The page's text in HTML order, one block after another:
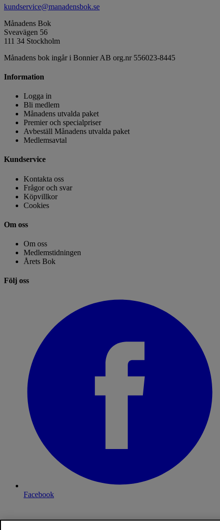
kundservice@manadensbok.se
Månadens Bok
Sveavägen 56
111 34 Stockholm
Månadens bok ingår i Bonnier AB org.nr 556023-8445
Information
Logga in
Bli medlem
Månadens utvalda paket
Premier och specialpriser
Avbeställ Månadens utvalda paket
Medlemsavtal
Kundservice
Kontakta oss
Frågor och svar
Köpvillkor
Cookies
Om oss
Om oss
Medlemstidningen
Årets Bok
Följ oss
Facebook